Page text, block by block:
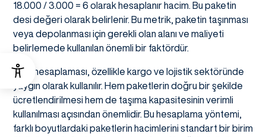
18.000 / 3.000 = 6 olarak hesaplanır hacim. Bu paketin
desi değeri olarak belirlenir. Bu metrik, paketin taşınması
veya depolanması için gerekli olan alanı ve maliyeti
belirlemede kullanılan önemli bir faktördür.
Desi hesaplaması, özellikle kargo ve lojistik sektöründe
yaygın olarak kullanılır. Hem paketlerin doğru bir şekilde
ücretlendirilmesi hem de taşıma kapasitesinin verimli
kullanılması açısından önemlidir. Bu hesaplama yöntemi,
farklı boyutlardaki paketlerin hacimlerini standart bir birim